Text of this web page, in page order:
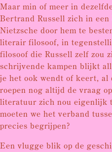
Maar min of meer in
Bertrand Russell zich in
Nietzsche door hem te
literair filosoof, in
filosoof die Russell zelf zou
schrijvende kampen blijkt
je het ook wendt of keert, al
roepen nog altijd de vraag
literatuur zich nou eigenlijk
moeten we het verband
precies begrijpen?
Een vlugge blik op de